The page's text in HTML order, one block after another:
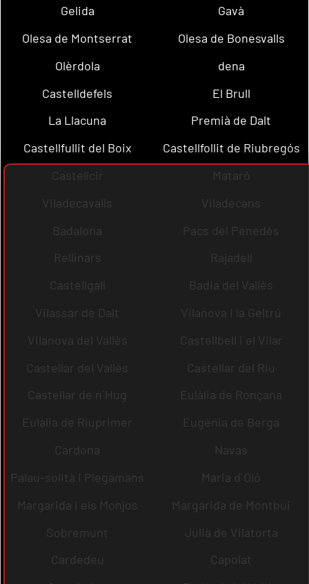
Gelida
Gavà
Olesa de Montserrat
Olesa de Bonesvalls
Olèrdola
dena
Castelldefels
El Brull
La Llacuna
Premià de Dalt
Castellfullit del Boix
Castellfollit de Riubregós
Castellcir
Mataró
Viladecavalls
Viladecans
Badalona
Pacs del Penedès
Rellinars
Rajadell
Castellgalí
Badia del Vallès
Vilassar de Dalt
Vilanova i la Geltrú
Vilanova del Vallès
Castellbell i el Vilar
Castellar del Vallès
Castellar del Riu
Castellar de n´Hug
Eulàlia de Ronçana
Eulàlia de Riuprimer
Eugènia de Berga
Cardona
Navas
Palau-solità i Plegamans
Maria d´Oló
Margarida i els Monjos
Margarida de Montbui
Sobremunt
Julià de Vilatorta
Cardedeu
Capolat